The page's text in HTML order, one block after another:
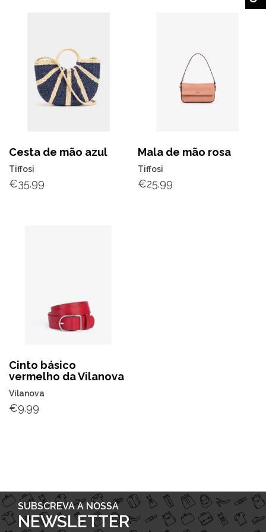
Cesta de mão azul
Tiffosi
€35.99
Mala de mão rosa
Tiffosi
€25.99
Cinto básico
vermelho da Vilanova
Vilanova
€9.99
SUBSCREVA A NOSSA
NEWSLETTER